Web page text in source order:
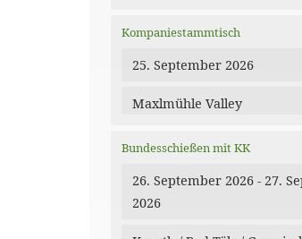
Kompaniestammtisch
25. September 2026
Maxlmühle Valley
Bundesschießen mit KK
26. September 2026 - 27.
2026